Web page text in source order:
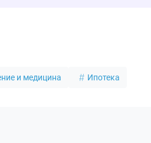
и медицина Ипотека